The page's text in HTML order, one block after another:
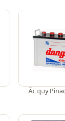
Ắc quy